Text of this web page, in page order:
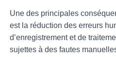
Une des principales
est la réduction des erreurs
d’enregistrement et de
sujettes à des fautes